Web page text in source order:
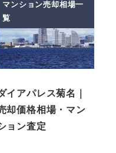
マンション売却相場一
覧
イアパレス菊名｜
却価格相場・マン
ョン査定